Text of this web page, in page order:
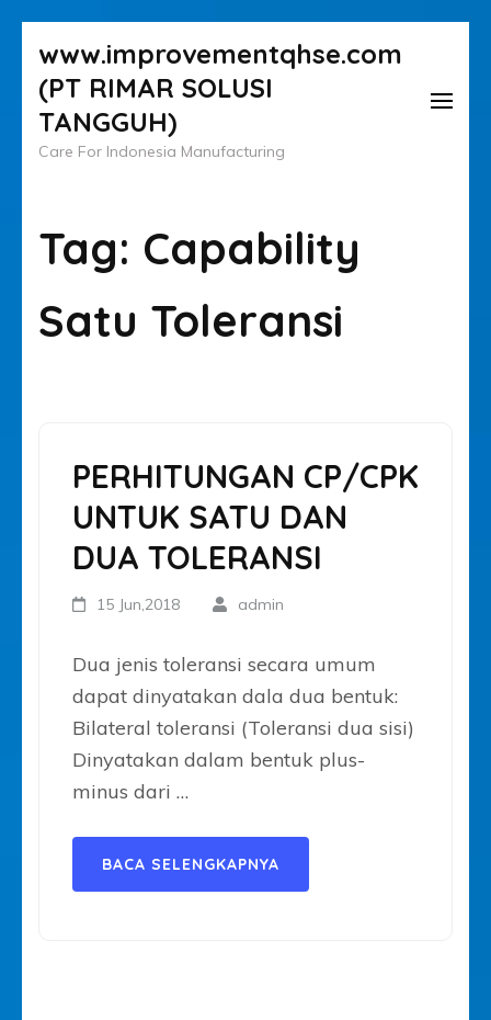
ke
konten
(Tekan
Enter)
www.improvementqhse.com
(PT RIMAR SOLUSI
TANGGUH)
Care For Indonesia Manufacturing
Tag: Capability
Satu Toleransi
PERHITUNGAN CP/CPK
UNTUK SATU DAN
DUA TOLERANSI
15 Jun,2018 admin
Dua jenis toleransi secara umum
dapat dinyatakan dala dua bentuk:
Bilateral toleransi (Toleransi dua sisi)
Dinyatakan dalam bentuk plus-
minus dari …
BACA SELENGKAPNYA